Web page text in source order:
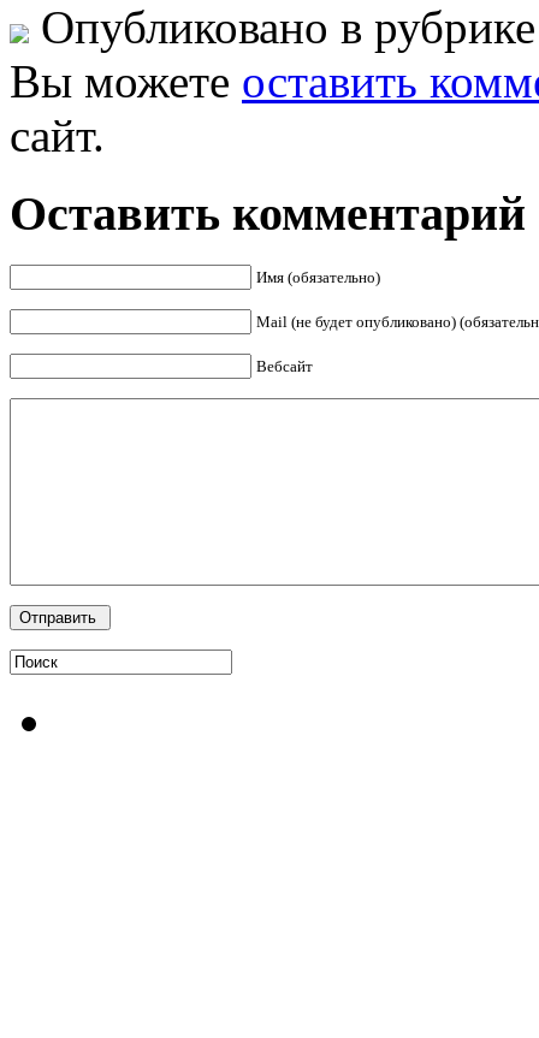
Опубликовано в
Вы можете оставить
сайт.
Оставить комментарий
Имя (обязательно)
Mail (не будет опубликовано)
Вебсайт